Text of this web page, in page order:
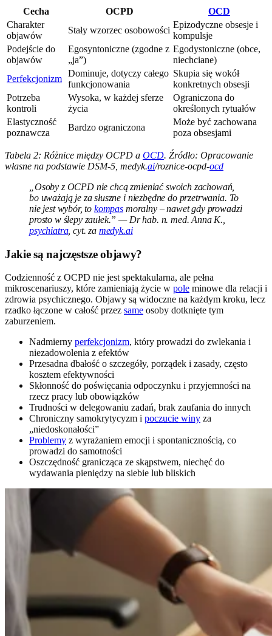
Cecha OCPD
OCD
Charakter
objawów
Stały wzorzec osobowości
Epizodyczne obsesje i
kompulsje
Podejście do
objawów
Egosyntoniczne (zgodne z
„ja”)
Egodystoniczne (obce,
niechciane)
Perfekcjonizm
Dominuje, dotyczy całego
funkcjonowania
Skupia się wokół
konkretnych obsesji
Potrzeba
kontroli
Wysoka, w każdej sferze
życia
Ograniczona do
określonych rytuałów
Elastyczność
poznawcza
Bardzo ograniczona
Może być zachowana
poza obsesjami
Tabela 2: Różnice między OCPD a OCD. Źródło: Opracowanie
własne na podstawie DSM-5, medyk.ai/roznice-ocpd-ocd
„Osoby z OCPD nie chcą zmieniać swoich zachowań,
bo uważają je za słuszne i niezbędne do przetrwania. To
nie jest wybór, to kompas moralny – nawet gdy prowadzi
prosto w ślepy zaułek.” — Dr hab. n. med. Anna K.,
psychiatra, cyt. za medyk.ai
Jakie są najczęstsze objawy?
Codzienność z OCPD nie jest spektakularna, ale pełna
mikroscenariuszy, które zamieniają życie w pole minowe dla relacji i
zdrowia psychicznego. Objawy są widoczne na każdym kroku, lecz
rzadko łączone w całość przez same osoby dotknięte tym
zaburzeniem.
Nadmierny perfekcjonizm, który prowadzi do zwlekania i
niezadowolenia z efektów
Przesadna dbałość o szczegóły, porządek i zasady, często
kosztem efektywności
Skłonność do poświęcania odpoczynku i przyjemności na
rzecz pracy lub obowiązków
Trudności w delegowaniu zadań, brak zaufania do innych
Chroniczny samokrytycyzm i poczucie winy za
„niedoskonałości”
Problemy z wyrażaniem emocji i spontanicznością, co
prowadzi do samotności
Oszczędność granicząca ze skąpstwem, niechęć do
wydawania pieniędzy na siebie lub bliskich